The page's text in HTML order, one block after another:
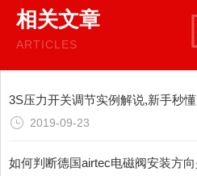
相关文章
ARTICLES
3S压力开关调节实例解说,新手秒懂
2019-09-23